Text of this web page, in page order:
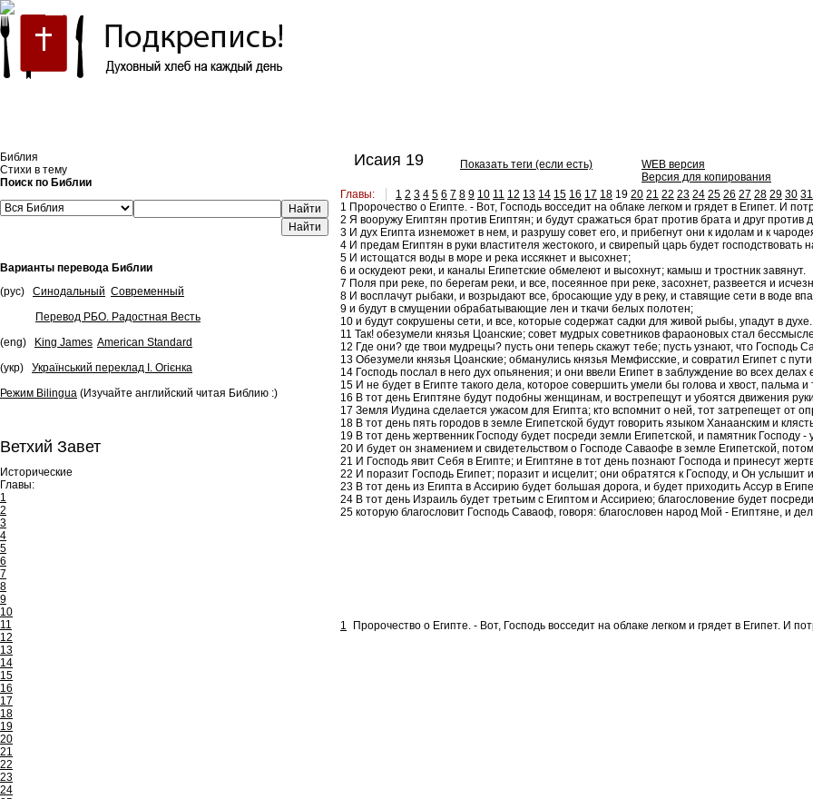
Библия
Стихи в тему
Поиск по Библии
Найти
Варианты перевода Библии
(рус)
Синодальный Современный
Перевод РБО. Радостная Весть
(eng)
King James American Standard
(укр)
Український переклад І. Огієнка
Режим Bilingua (Изучайте английский читая Библию :)
Ветхий Завет
Исторические
Главы:
1
2
3
4
5
6
7
8
9
10
11
12
13
14
15
16
17
18
19
20
21
22
23
24
Исаия 19 Показать теги (если есть)
WEB версия
Версия для копирования
Главы:
1 2 3 4 5 6 7 8 9 10 11 12 13 14 15 16 17 18 19 20 21 22 23 24 25 26 27 28 29 30 31
1 Пророчество о Египте. - Вот, Господь восседит на облаке легком и грядет в Египет. И
2 Я вооружу Египтян против Египтян; и будут сражаться брат против брата и друг против
3 И дух Египта изнеможет в нем, и разрушу совет его, и прибегнут они к идолам и к
4 И предам Египтян в руки властителя жестокого, и свирепый царь будет
5 И истощатся воды в море и река иссякнет и высохнет;
6 и оскудеют реки, и каналы Египетские обмелеют и высохнут; камыш и тростник завянут.
7 Поля при реке, по берегам реки, и все, посеянное при реке, засохнет, развеется и
8 И восплачут рыбаки, и возрыдают все, бросающие уду в реку, и ставящие сети в воде
9 и будут в смущении обрабатывающие лен и ткачи белых полотен;
10 и будут сокрушены сети, и все, которые содержат садки для живой рыбы, упадут в духе.
11 Так! обезумели князья Цоанские; совет мудрых советников фараоновых стал
12 Где они? где твои мудрецы? пусть они теперь скажут тебе; пусть узнают, что Господь
13 Обезумели князья Цоанские; обманулись князья Мемфисские, и совратил Египет с
14 Господь послал в него дух опьянения; и они ввели Египет в заблуждение во всех
15 И не будет в Египте такого дела, которое совершить умели бы голова и хвост, пальма и
16 В тот день Египтяне будут подобны женщинам, и вострепещут и убоятся движения
17 Земля Иудина сделается ужасом для Египта; кто вспомнит о ней, тот затрепещет от
18 В тот день пять городов в земле Египетской будут говорить языком Ханаанским и
19 В тот день жертвенник Господу будет посреди земли Египетской, и памятник Господу -
20 И будет он знамением и свидетельством о Господе Саваофе в земле Египетской,
21 И Господь явит Себя в Египте; и Египтяне в тот день познают Господа и принесут
22 И поразит Господь Египет; поразит и исцелит; они обратятся к Господу, и Он услышит
23 В тот день из Египта в Ассирию будет большая дорога, и будет приходить Ассур в
24 В тот день Израиль будет третьим с Египтом и Ассириею; благословение будет
25 которую благословит Господь Саваоф, говоря: благословен народ Мой - Египтяне, и
1 Пророчество о Египте. - Вот, Господь восседит на облаке легком и грядет в Египет. И